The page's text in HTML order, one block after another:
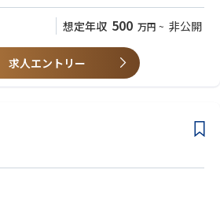
「自分を好きでいつづけられる人生を。」に共
られる方
る方
想定年収 500 万円 ~ 非公開
求人エントリー